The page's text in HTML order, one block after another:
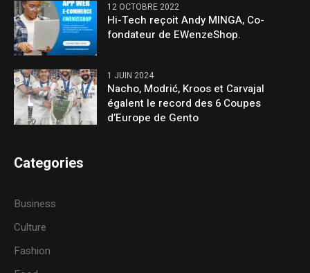
12 OCTOBRE 2022
Hi-Tech reçoit Andy MINGA, Co-
fondateur de EWenzeShop.
1 JUIN 2024
Nacho, Modrić, Kroos et Carvajal
égalent le record des 6 Coupes
d’Europe de Gento
Categories
Business
Culture
Fashion